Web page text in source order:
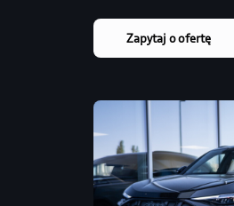
Zapytaj o ofertę